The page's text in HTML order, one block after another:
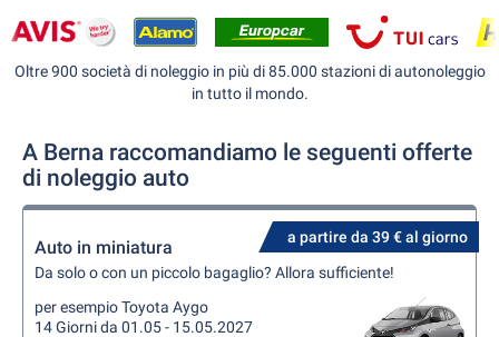
Oltre 900 società di noleggio in più di 85.000 stazioni di autonoleggio
in tutto il mondo.
A Berna raccomandiamo le seguenti offerte
di noleggio auto
a partire da 39 € al giorno
Auto in miniatura
Da solo o con un piccolo bagaglio? Allora sufficiente!
per esempio Toyota Aygo
14 Giorni da 01.05 - 15.05.2027